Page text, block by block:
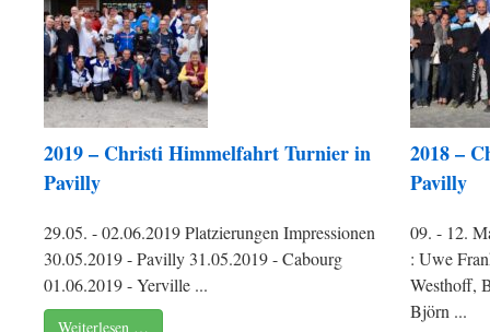
2019 – Christi Himmelfahrt Turnier in
Pavilly
29.05. - 02.06.2019 Platzierungen Impressionen
30.05.2019 - Pavilly 31.05.2019 - Cabourg
01.06.2019 - Yerville ...
Weiterlesen …
2018 –
Pavilly
09. - 12.
: Uwe
Westhoff,
Björn ...